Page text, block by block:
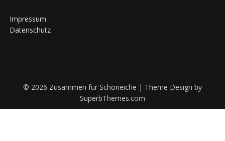
Impressum
Datenschutz
© 2026 Zusammen für Schöneiche | Theme Design by
SuperbThemes.com